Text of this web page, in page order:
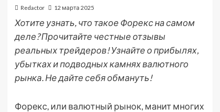
Redactor 12 марта 2025
Хотите узнать, что такое Форекс на самом
деле? Прочитайте честные отзывы
реальных трейдеров! Узнайте о прибылях,
убытках и подводных камнях валютного
рынка. Не дайте себя обмануть!
Форекс, или валютный рынок, манит многих